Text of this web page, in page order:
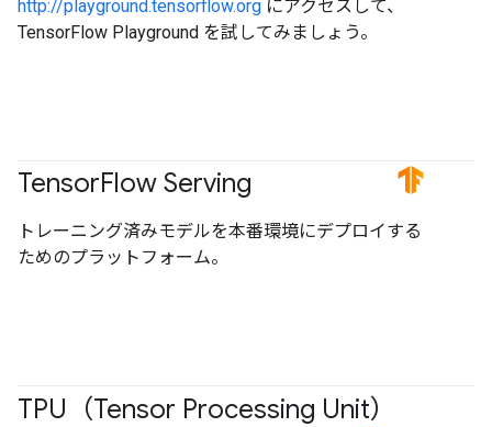
http://playground.tensorflow.org にアクセスして、
TensorFlow Playground を試してみましょう。
TensorFlow Serving #TensorFlow
トレーニング済みモデルを本番環境にデプロイする
ためのプラットフォーム。
TPU（Tensor Processing Unit）